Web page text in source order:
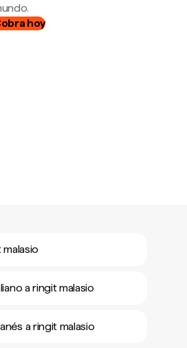
hoy
a ringit malasio
a ringit malasio